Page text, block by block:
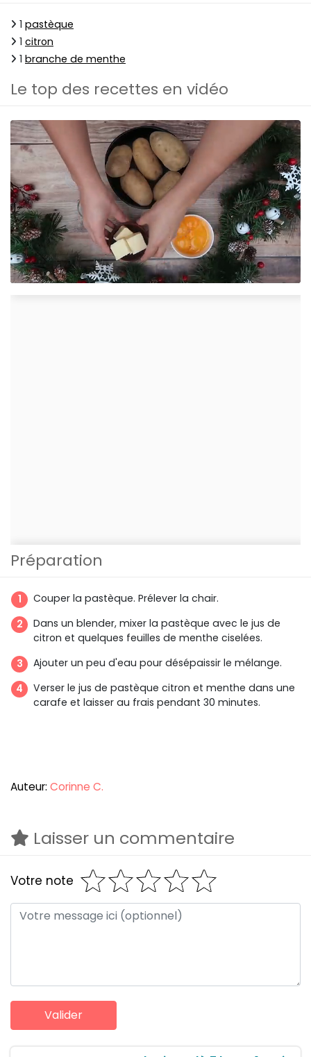
1 pastèque
1 citron
1 branche de menthe
Le top des recettes en vidéo
Préparation
Couper la pastèque. Prélever la chair.
Dans un blender, mixer la pastèque avec le jus de
citron et quelques feuilles de menthe ciselées.
Ajouter un peu d'eau pour désépaissir le mélange.
Verser le jus de pastèque citron et menthe dans une
carafe et laisser au frais pendant 30 minutes.
Auteur: Corinne C.
Laisser un commentaire
Votre note